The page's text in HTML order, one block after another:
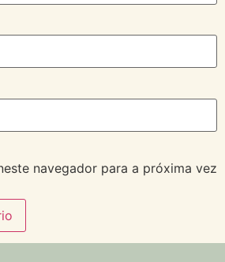
navegador para a próxima vez